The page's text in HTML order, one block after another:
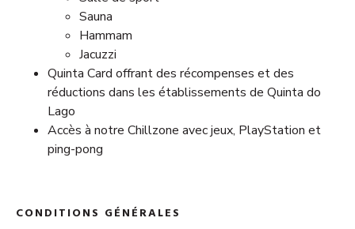
Sauna
Hammam
Jacuzzi
Quinta Card offrant des récompenses et des
réductions dans les établissements de Quinta do
Lago
Accès à notre Chillzone avec jeux, PlayStation et
ping-pong
CONDITIONS GÉNÉRALES